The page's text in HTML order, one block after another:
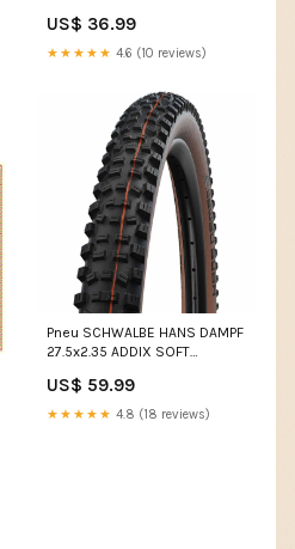
#00.4020.572.004 No Hartje
US$ 36.99
★★★★★ 4.6 (10 reviews)
Pneu SCHWALBE HANS DAMPF
27.5x2.35 ADDIX SOFT
Souple Noir/Marron Bon Plan
US$ 59.99
★★★★★ 4.8 (18 reviews)